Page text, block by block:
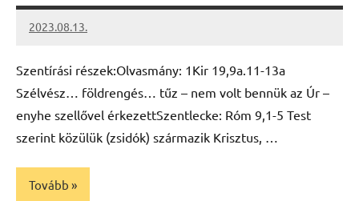
2023.08.13.
kovacs.agi
Szentírási részek:Olvasmány: 1Kir 19,9a.11-13a
Szélvész… földrengés… tűz – nem volt bennük az Úr –
enyhe szellővel érkezettSzentlecke: Róm 9,1-5 Test
szerint közülük (zsidók) származik Krisztus, …
Tovább